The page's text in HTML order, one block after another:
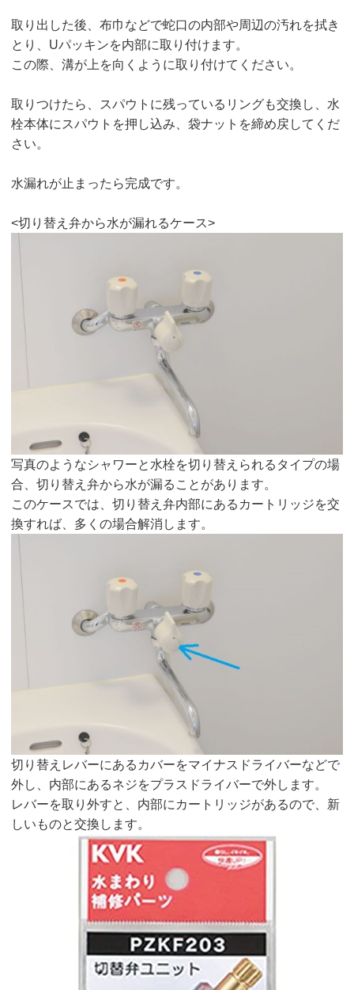
取り出した後、布巾などで蛇口の内部や周辺の汚れを拭き
とり、Uパッキンを内部に取り付けます。
この際、溝が上を向くように取り付けてください。
取りつけたら、スパウトに残っているリングも交換し、水
栓本体にスパウトを押し込み、袋ナットを締め戻してくだ
さい。
水漏れが止まったら完成です。
<切り替え弁から水が漏れるケース>
写真のようなシャワーと水栓を切り替えられるタイプの場
合、切り替え弁から水が漏ることがあります。
このケースでは、切り替え弁内部にあるカートリッジを交
換すれば、多くの場合解消します。
切り替えレバーにあるカバーをマイナスドライバーなどで
外し、内部にあるネジをプラスドライバーで外します。
レバーを取り外すと、内部にカートリッジがあるので、新
しいものと交換します。